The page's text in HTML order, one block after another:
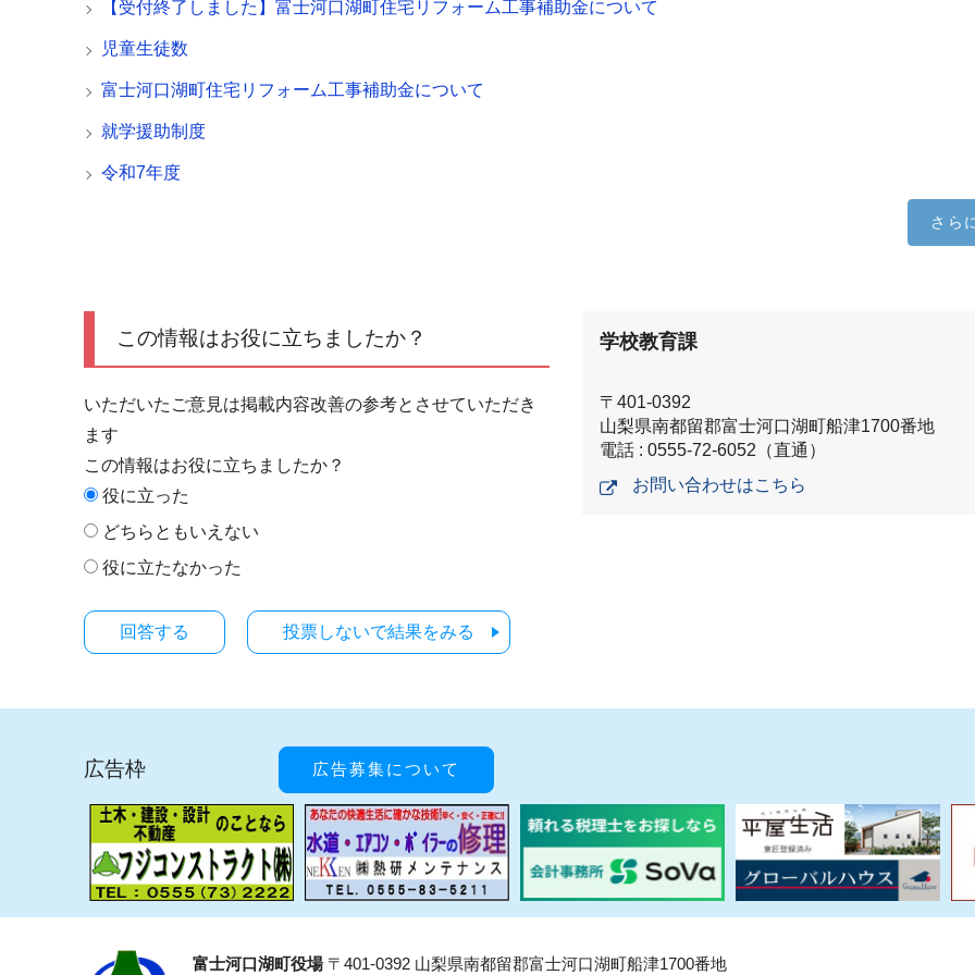
【受付終了しました】富士河口湖町住宅リフォーム工事補助金について
児童生徒数
富士河口湖町住宅リフォーム工事補助金について
就学援助制度
令和7年度
さら
この情報はお役に立ちましたか？
いただいたご意見は掲載内容改善の参考とさせていただき
ます
この情報はお役に立ちましたか？
役に立った
どちらともいえない
役に立たなかった
投票しないで結果をみる
学校教育課
〒401-0392
山梨県南都留郡富士河口湖町船津1700番地
電話 : 0555-72-6052（直通）
お問い合わせはこちら
広告枠 広告募集について
富士河口湖町役場〒401-0392 山梨県南都留郡富士河口湖町船津1700番地